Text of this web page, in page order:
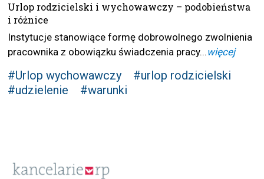
Urlop rodzicielski i wychowawczy – podobieństwa
i różnice
Instytucje stanowiące formę dobrowolnego zwolnienia
pracownika z obowiązku świadczenia pracy...więcej
#Urlop wychowawczy
#urlop rodzicielski
#udzielenie
#warunki